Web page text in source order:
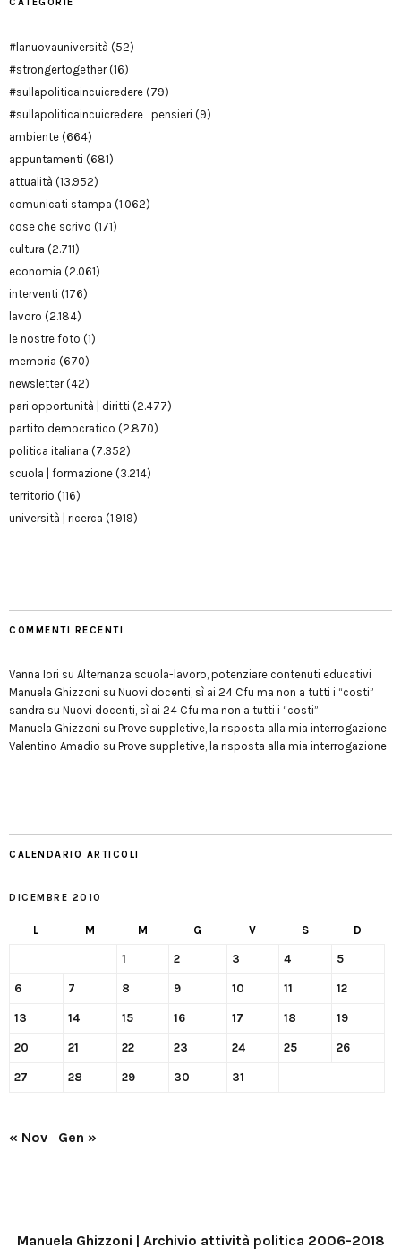
CATEGORIE
#lanuovauniversità (52)
#strongertogether(16)
#sullapoliticaincuicredere (79)
#sullapoliticaincuicredere_pensieri (9)
ambiente (664)
appuntamenti (681)
attualità (13.952)
comunicati stampa (1.062)
cose che scrivo (171)
cultura (2.711)
economia (2.061)
interventi (176)
lavoro (2.184)
le nostre foto (1)
memoria (670)
newsletter(42)
pari opportunità | diritti (2.477)
partito democratico (2.870)
politica italiana (7.352)
scuola | formazione (3.214)
territorio (116)
università | ricerca (1.919)
COMMENTI RECENTI
Vanna Iori su Alternanza scuola-lavoro, potenziare contenuti educativi
Manuela Ghizzoni su Nuovi docenti, sì ai 24 Cfu ma non a tutti i “costi”
sandra su Nuovi docenti, sì ai 24 Cfu ma non a tutti i “costi”
Manuela Ghizzoni su Prove suppletive, la risposta alla mia interrogazione
Valentino Amadio su Prove suppletive, la risposta alla mia interrogazione
CALENDARIO ARTICOLI
DICEMBRE 2010
L M M G V S D
1 2 3 4 5
6 7 8 9 10 11 12
13 14 15 16 17 18 19
20 21 22 23 24 25 26
27 28 29 30 31
« Nov Gen »
Manuela Ghizzoni | Archivio attività politica 2006-2018